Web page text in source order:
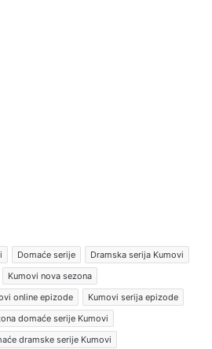
Domaće serije
Dramska serija Kumovi
Kumovi nova sezona
online epizode
Kumovi serija epizode
domaće serije Kumovi
dramske serije Kumovi